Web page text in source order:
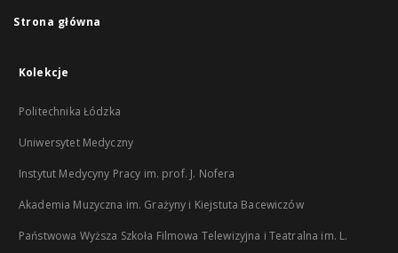
Strona główna
Kolekcje
Politechnika Łódzka
Uniwersytet Medyczny
Instytut Medycyny Pracy im. prof. J. Nofera
Akademia Muzyczna im. Grażyny i Kiejstuta Bacewiczów
Państwowa Wyższa Szkoła Filmowa Telewizyjna i Teatralna im. L.